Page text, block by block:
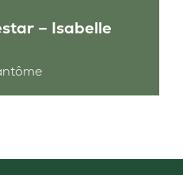
– Isabelle